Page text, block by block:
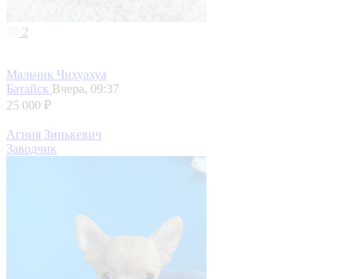
2
Мальчик Чихуахуа
Батайск Вчера, 09:37
25 000 ₽
Агния Зинькевич
Заводчик